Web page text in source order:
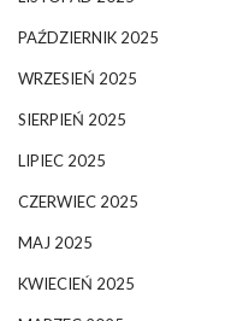
PAŹDZIERNIK 2025
WRZESIEŃ 2025
SIERPIEŃ 2025
LIPIEC 2025
CZERWIEC 2025
MAJ 2025
KWIECIEŃ 2025